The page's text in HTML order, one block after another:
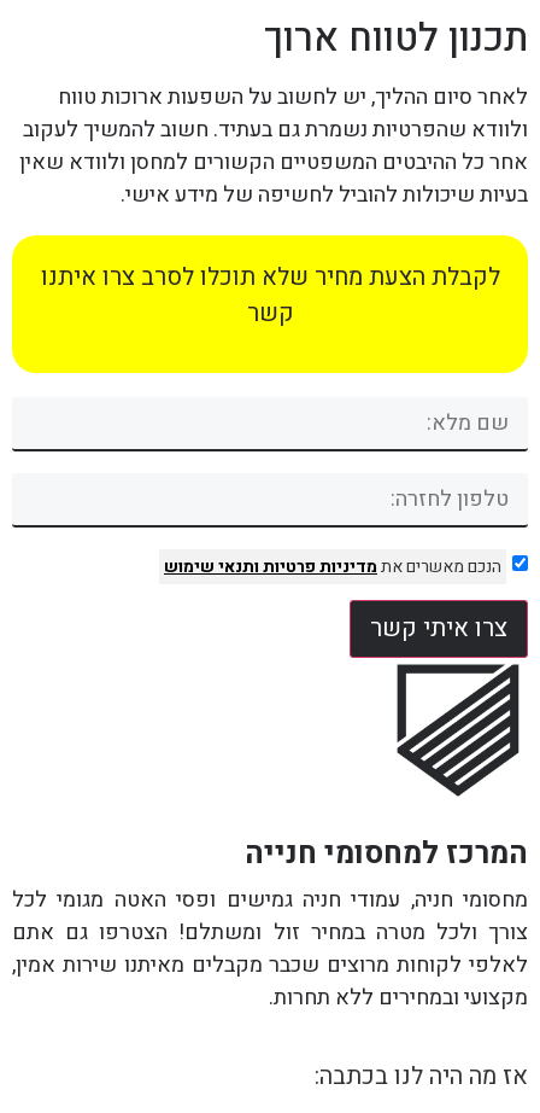
תכנון לטווח ארוך
לאחר סיום ההליך, יש לחשוב על השפעות ארוכות טווח
ולוודא שהפרטיות נשמרת גם בעתיד. חשוב להמשיך לעקוב
אחר כל ההיבטים המשפטיים הקשורים למחסן ולוודא שאין
בעיות שיכולות להוביל לחשיפה של מידע אישי.
לקבלת הצעת מחיר שלא תוכלו לסרב צרו איתנו
קשר
הנכם מאשרים אתמדיניות פרטיותותנאי שימוש
צרו איתי קשר
המרכז למחסומי חנייה
מחסומי חניה, עמודי חניה גמישים ופסי האטה מגומי לכל
צורך ולכל מטרה במחיר זול ומשתלם! הצטרפו גם אתם
לאלפי לקוחות מרוצים שכבר מקבלים מאיתנו שירות אמין,
מקצועי ובמחירים ללא תחרות.
אז מה היה לנו בכתבה: